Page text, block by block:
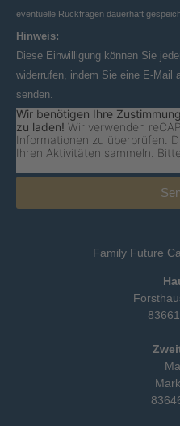
eventuelle Rückfragen dauerhaft
Hinweis:
Diese Einwilligung können Sie
widerrufen, indem Sie eine E-Mail
senden.
Wir benötigen Ihre
zu laden! Wir verwenden
Informationen zu überprüfen.
Ihren Aktivitäten sammeln. Bitte
Family Future